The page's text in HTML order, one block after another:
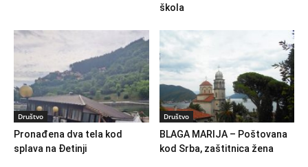
škola
Društvo
Pronađena dva tela kod
splava na Đetinji
Društvo
BLAGA MARIJA – Poštovana
kod Srba, zaštitnica žena